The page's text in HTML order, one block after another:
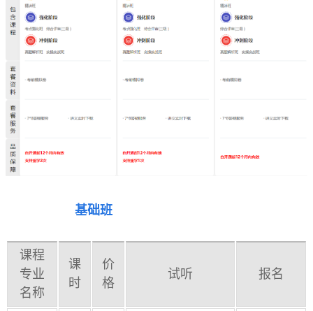
基础班
课程
专业
名称
课
时
价
格
试听 报名